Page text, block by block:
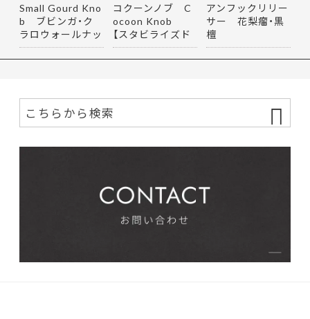
Small Gourd Kno
b ブビンガ・ク
ラロウォールナッ
ト
コクーンノブ C
ocoon Knob
【スタビライズド
ウッド】
アンフックリリー
サー 花梨瘤・黒
檀